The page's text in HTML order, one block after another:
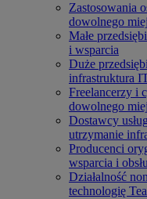
Zastosowania
dowolnego
Małe
i wsparcia
Duże
infrastruktura
Freelancerzy i
dowolnego
Dostawcy
utrzymanie
Producenci
wsparcia i
Działalność
technologię